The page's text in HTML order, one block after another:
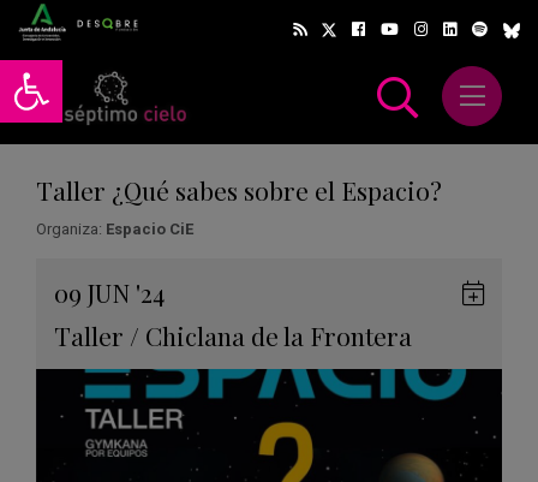
Abrir barra de herramientas
Abrir
Taller ¿Qué sabes sobre el Espacio?
Organiza: Espacio CiE
09 JUN '24
Taller / Chiclana de la Frontera